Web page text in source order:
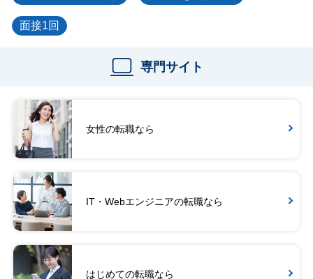
面接1回
専門サイト
女性の転職なら
IT・Webエンジニアの転職なら
はじめての転職なら